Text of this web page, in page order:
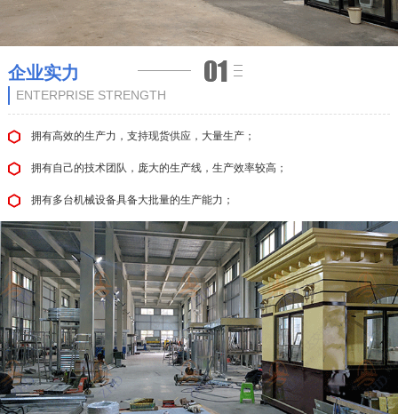
企业实力
ENTERPRISE STRENGTH
拥有高效的生产力，支持现货供应，大量生产；
拥有自己的技术团队，庞大的生产线，生产效率较高；
拥有多台机械设备具备大批量的生产能力；